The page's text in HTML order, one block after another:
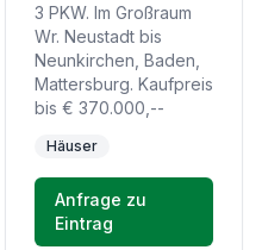
3 PKW. Im Großraum
Wr. Neustadt bis
Neunkirchen, Baden,
Mattersburg. Kaufpreis
bis € 370.000,--
Häuser
Anfrage zu
Eintrag